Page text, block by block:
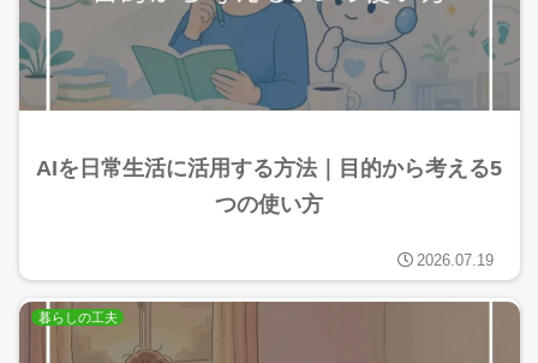
AIを日常生活に活用する方法｜目的から考える5
つの使い方
2026.07.19
暮らしの工夫